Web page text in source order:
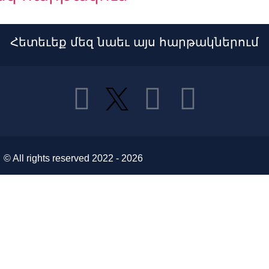
ICANN86 Policy
մինչև
«Չտեսնված»
մնա լուսանցքում՝ թվային
դեպի գլոբալ բրենդ
Հետեւեք մեզ նաեւ այս հարթակներում
© All rights reserved 2022 - 2026